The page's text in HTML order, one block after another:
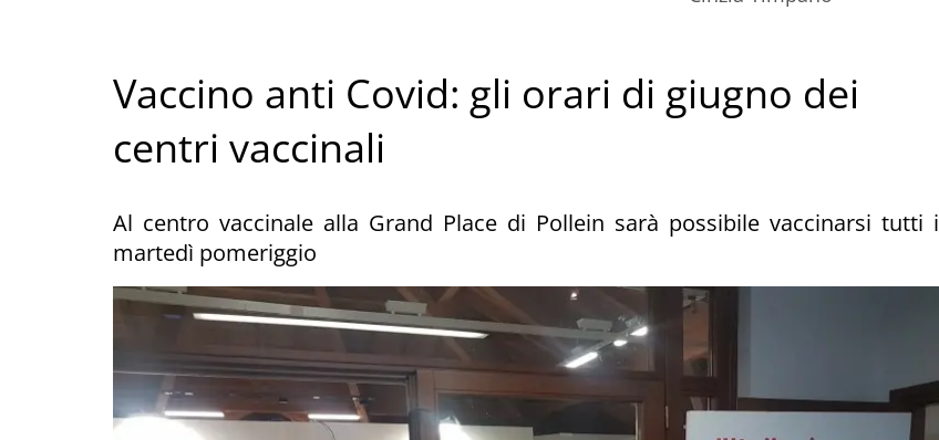
Vaccino anti Covid: gli orari di giugno dei
centri vaccinali
Al centro vaccinale alla Grand Place di Pollein sarà possibile vaccinarsi tutti i
martedì pomeriggio